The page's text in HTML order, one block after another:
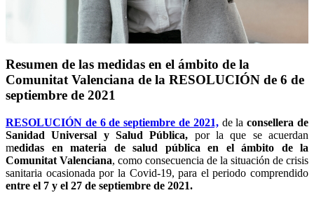
Resumen de las medidas en el ámbito de la
Comunitat Valenciana de la RESOLUCIÓN de 6 de
septiembre de 2021
RESOLUCIÓN de 6 de septiembre de 2021, de laconsellera de
Sanidad Universal y Salud Pública, por la que se acuerdan
medidas en materia de salud pública en el ámbito de la
Comunitat Valenciana, como consecuencia de la situación de crisis
sanitaria ocasionada por la Covid-19, para el periodo comprendido
entre el 7 y el 27 de septiembre de 2021.